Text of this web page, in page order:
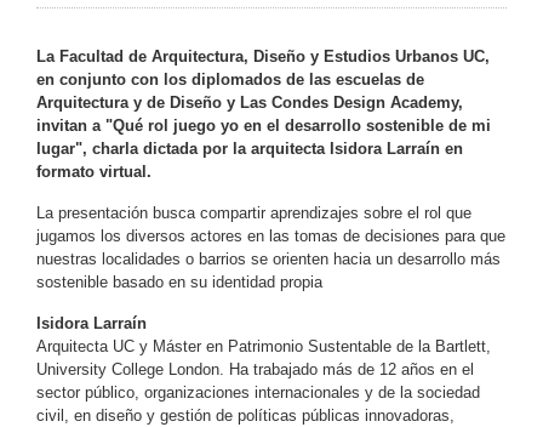
La Facultad de Arquitectura, Diseño y Estudios Urbanos UC,
en conjunto con los diplomados de las escuelas de
Arquitectura y de Diseño y Las Condes Design Academy,
invitan a "Qué rol juego yo en el desarrollo sostenible de mi
lugar", charla dictada por la arquitecta Isidora Larraín en
formato virtual.
La presentación busca compartir aprendizajes sobre el rol que
jugamos los diversos actores en las tomas de decisiones para que
nuestras localidades o barrios se orienten hacia un desarrollo más
sostenible basado en su identidad propia
Isidora Larraín
Arquitecta UC y Máster en Patrimonio Sustentable de la Bartlett,
University College London. Ha trabajado más de 12 años en el
sector público, organizaciones internacionales y de la sociedad
civil, en diseño y gestión de políticas públicas innovadoras,